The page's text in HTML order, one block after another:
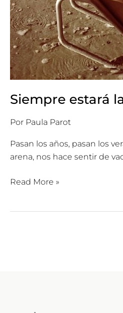
Siempre estará
Por Paula Parot
Pasan los años, pasan los
arena, nos hace sentir de
Read More »